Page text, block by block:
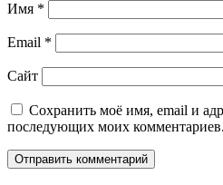
Имя *
Email *
Сайт
Сохранить моё имя, email и
последующих моих комментариев.